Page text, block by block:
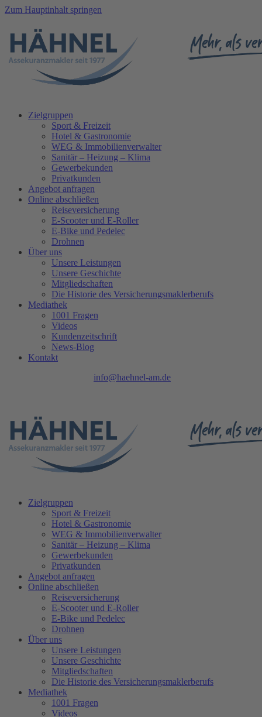
Zum Hauptinhalt springen
Zielgruppen
Sport & Freizeit
Hotel & Gastronomie
WEG & Immobilienverwalter
Sanitär – Heizung – Klima
Gewerbekunden
Privatkunden
Angebot anfragen
Online abschließen
Reiseversicherung
E-Scooter und E-Roller
E-Bike und Pedelec
Drohnen
Über uns
Unsere Leistungen
Unsere Geschichte
Mitgliedschaften
Die Historie des Versicherungsmaklerberufs
Mediathek
1001 Fragen
Videos
Kundenzeitschrift
News-Blog
Kontakt
info@haehnel-am.de
Zielgruppen
Sport & Freizeit
Hotel & Gastronomie
WEG & Immobilienverwalter
Sanitär – Heizung – Klima
Gewerbekunden
Privatkunden
Angebot anfragen
Online abschließen
Reiseversicherung
E-Scooter und E-Roller
E-Bike und Pedelec
Drohnen
Über uns
Unsere Leistungen
Unsere Geschichte
Mitgliedschaften
Die Historie des Versicherungsmaklerberufs
Mediathek
1001 Fragen
Videos